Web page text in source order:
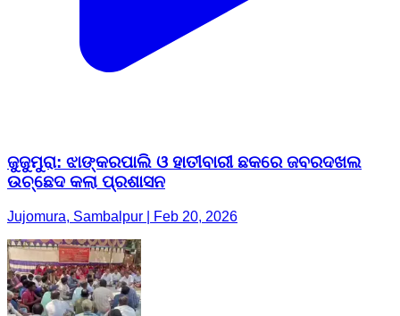
ଜୁଜୁମୁରା: ଝାଙ୍କରପାଲି ଓ ହାତୀବାରୀ ଛକରେ ଜବରଦଖଲ
ଉଚ୍ଛେଦ କଲା ପ୍ରଶାସନ
Jujomura, Sambalpur | Feb 20, 2026